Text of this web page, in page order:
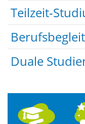
Teilzeit-
Duale